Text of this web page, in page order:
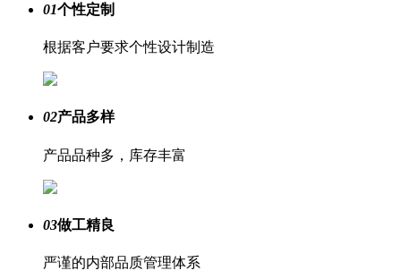
01个性定制
根据客户要求个性设计制造
02产品多样
产品品种多，库存丰富
03做工精良
严谨的内部品质管理体系